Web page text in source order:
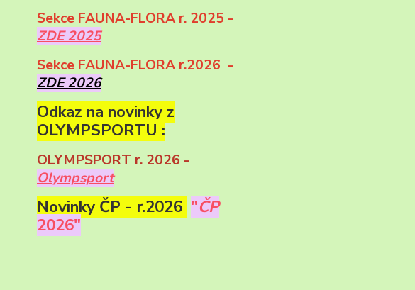
Sekce FAUNA-FLORA r. 2025 -
ZDE 2025
Sekce FAUNA-FLORA r.2026 -
ZDE 2026
Odkaz na novinky z
OLYMPSPORTU :
OLYMPSPORT r. 2026 -
Olympsport
Novinky ČP - r.2026 "ČP
2026"